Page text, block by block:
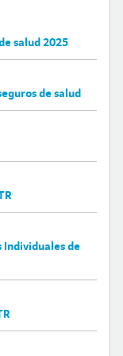
salud 2025
de salud
Individuales de